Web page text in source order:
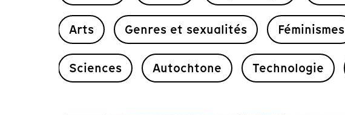
Arts Genres et sexualités Féminismes
Sciences Autochtone Technologie